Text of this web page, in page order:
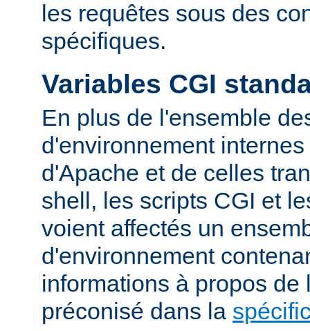
les requêtes sous des
spécifiques.
Variables CGI
En plus de l'ensemble
d'environnement
d'Apache et de celles
shell, les scripts CGI et
voient affectés un
d'environnement
informations à propos de
préconisé dans la